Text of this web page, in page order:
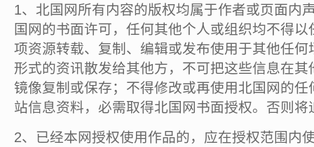
1、北国网所有内容的版权均属于作者或页面内
国网的书面许可，任何其他个人或组织均不得
项资源转载、复制、编辑或发布使用于其他任
形式的资讯散发给其他方，不可把这些信息在
镜像复制或保存；不得修改或再使用北国网的
站信息资料，必需取得北国网书面授权。否则将
2、已经本网授权使用作品的，应在授权范围内